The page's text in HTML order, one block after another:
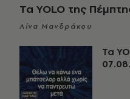
Τα YOLO της
Λίνα Μανδράκου
Τα